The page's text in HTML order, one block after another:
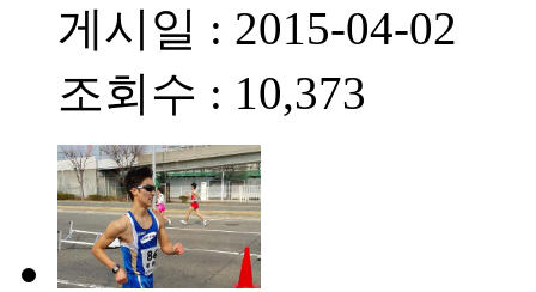
게시일 : 2015-04-02
조회수 : 10,373